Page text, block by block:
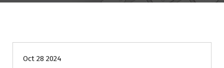
Oct 28 2024